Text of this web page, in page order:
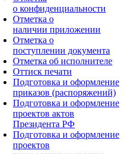
о конфиденциальности
Отметка о
наличии приложении
Отметка о
поступлении документа
Отметка об исполнителе
Оттиск печати
Подготовка и оформление
приказов (распоряжений)
Подготовка и оформление
проектов актов
Президента РФ
Подготовка и оформление
проектов